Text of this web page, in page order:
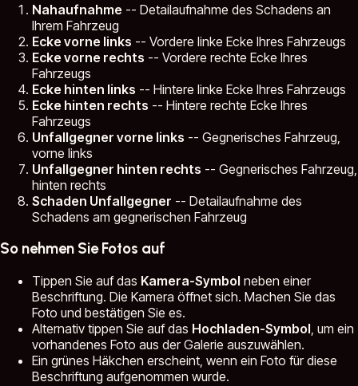
Nahaufnahme -- Detailaufnahme des Schadens an
Ihrem Fahrzeug
Ecke vorne links -- Vordere linke Ecke Ihres Fahrzeugs
Ecke vorne rechts -- Vordere rechte Ecke Ihres
Fahrzeugs
Ecke hinten links -- Hintere linke Ecke Ihres Fahrzeugs
Ecke hinten rechts -- Hintere rechte Ecke Ihres
Fahrzeugs
Unfallgegner vorne links -- Gegnerisches Fahrzeug,
vorne links
Unfallgegner hinten rechts -- Gegnerisches Fahrzeug,
hinten rechts
Schaden Unfallgegner -- Detailaufnahme des
Schadens am gegnerischen Fahrzeug
So nehmen Sie Fotos auf
Tippen Sie auf das Kamera-Symbol neben einer
Beschriftung. Die Kamera öffnet sich. Machen Sie das
Foto und bestätigen Sie es.
Alternativ tippen Sie auf das Hochladen-Symbol, um ein
vorhandenes Foto aus der Galerie auszuwählen.
Ein grünes Häkchen erscheint, wenn ein Foto für diese
Beschriftung aufgenommen wurde.